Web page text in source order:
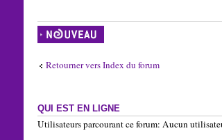
Écrire un nouveau
sujet
Retourner vers Index du forum
QUI EST EN LIGNE
Utilisateurs parcourant ce forum: Aucun